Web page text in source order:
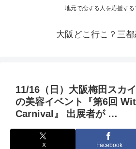
地元で恋する人を応援する
大阪どこ行こ？三
11/16（日） 大阪梅田スカ
の美容イベント
『第6回
Carnival』 出展者が …
X Facebook